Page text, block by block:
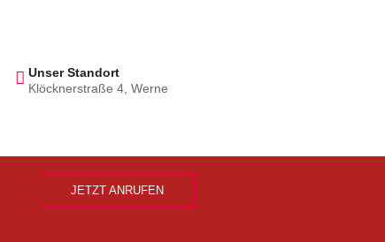
Unser Standort
Klöcknerstraße 4, Werne
JETZT ANRUFEN